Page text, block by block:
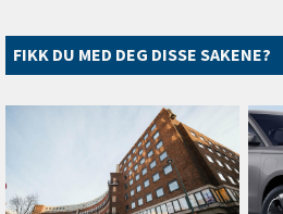
FIKK DU MED DEG DISSE SAKENE?